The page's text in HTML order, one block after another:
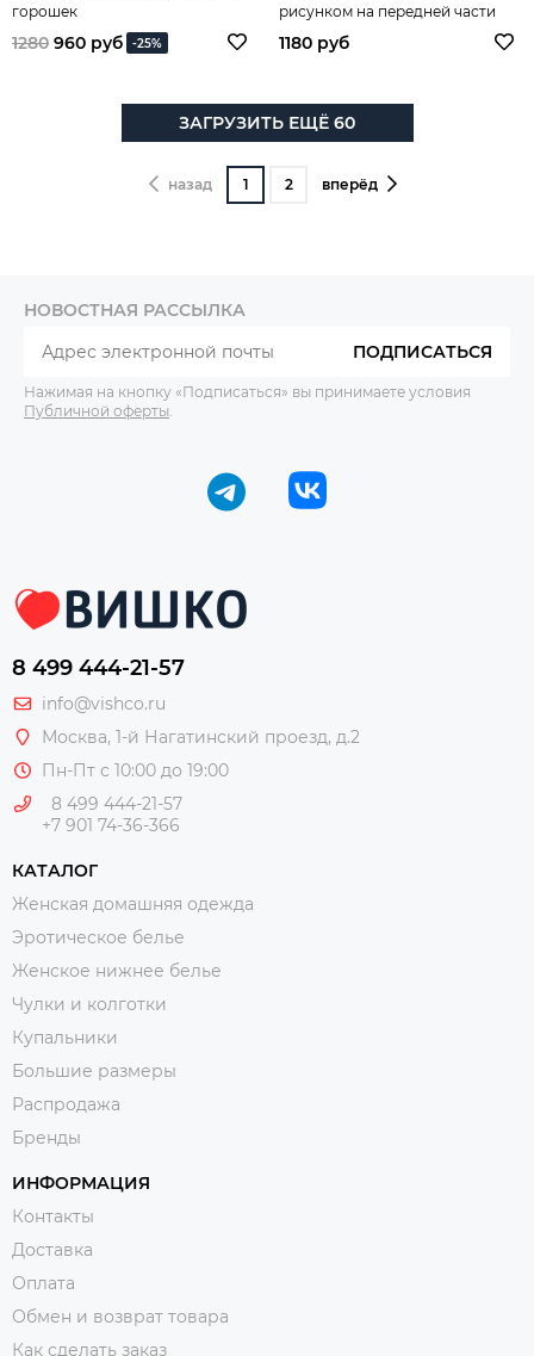
горошек
1280 960 руб -25%
рисунком на передней части
бедра
1180 руб
ЗАГРУЗИТЬ ЕЩЁ 60
назад 1 2 вперёд
НОВОСТНАЯ РАССЫЛКА
ПОДПИСАТЬСЯ
Нажимая на кнопку «Подписаться» вы принимаете условия
Публичной оферты
8 499 444-21-57
info@vishco.ru
Москва, 1-й Нагатинский проезд, д.2
Пн-Пт с 10:00 до 19:00
8 499 444-21-57
+7 901 74-36-366
КАТАЛОГ
Женская домашняя одежда
Эротическое белье
Женское нижнее белье
Чулки и колготки
Купальники
Большие размеры
Распродажа
Бренды
ИНФОРМАЦИЯ
Контакты
Доставка
Оплата
Обмен и возврат товара
Как сделать заказ